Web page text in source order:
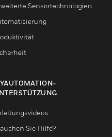
Sensortechnologien
Sie Hilfe?